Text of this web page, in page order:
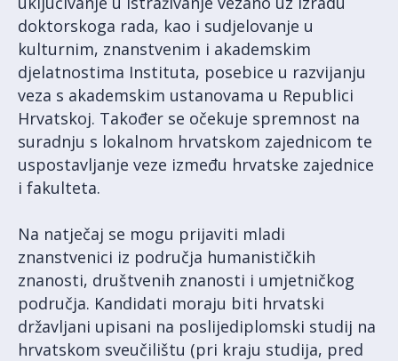
doktorskoga rada, kao i sudjelovanje u
kulturnim, znanstvenim i akademskim
djelatnostima Instituta, posebice u razvijanju
veza s akademskim ustanovama u Republici
Hrvatskoj. Također se očekuje spremnost na
suradnju s lokalnom hrvatskom zajednicom te
uspostavljanje veze između hrvatske zajednice
i fakulteta.
Na natječaj se mogu prijaviti mladi
znanstvenici iz područja humanističkih
znanosti, društvenih znanosti i umjetničkog
područja. Kandidati moraju biti hrvatski
državljani upisani na poslijediplomski studij na
hrvatskom sveučilištu (pri kraju studija, pred